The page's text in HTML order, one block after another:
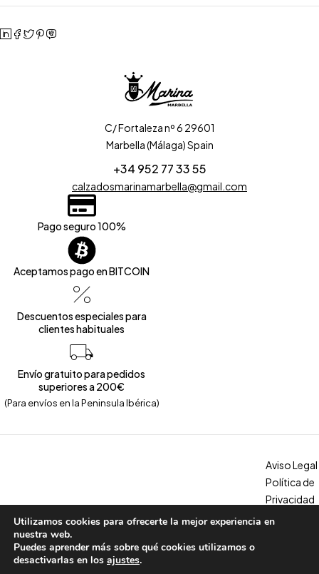
C/ Fortaleza nº 6 29601
Marbella (Málaga) Spain
+34 952 77 33 55
calzadosmarinamarbella@gmail.com
Pago seguro 100%
Aceptamos pago en BITCOIN
Descuentos especiales para
clientes habituales
Envío gratuito para pedidos
superiores a 200€
(Para envíos en la Peninsula Ibérica)
Copyright © 2026 – Calzados Marina. All Rights Reserved
Aviso Legal
Política de
Privacidad
Utilizamos cookies para ofrecerte la mejor experiencia en
nuestra web.
Puedes aprender más sobre qué cookies utilizamos o
desactivarlas en los ajustes.